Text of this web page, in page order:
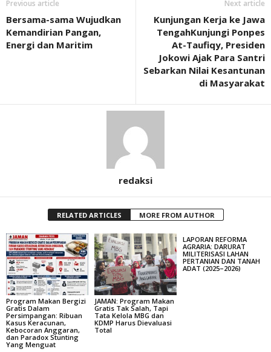
Previous article
Bersama-sama Wujudkan
Kemandirian Pangan,
Energi dan Maritim
Next article
Kunjungan Kerja ke Jawa
TengahKunjungi Ponpes
At-Taufiqy, Presiden
Jokowi Ajak Para Santri
Sebarkan Nilai Kesantunan
di Masyarakat
redaksi
RELATED ARTICLES MORE FROM AUTHOR
Program Makan Bergizi
Gratis Dalam
Persimpangan: Ribuan
Kasus Keracunan,
Kebocoran Anggaran,
dan Paradox Stunting
Yang Menguat
JAMAN: Program Makan
Gratis Tak Salah, Tapi
Tata Kelola MBG dan
KDMP Harus Dievaluasi
Total
LAPORAN REFORMA
AGRARIA: DARURAT
MILITERISASI LAHAN
PERTANIAN DAN TANAH
ADAT (2025–2026)